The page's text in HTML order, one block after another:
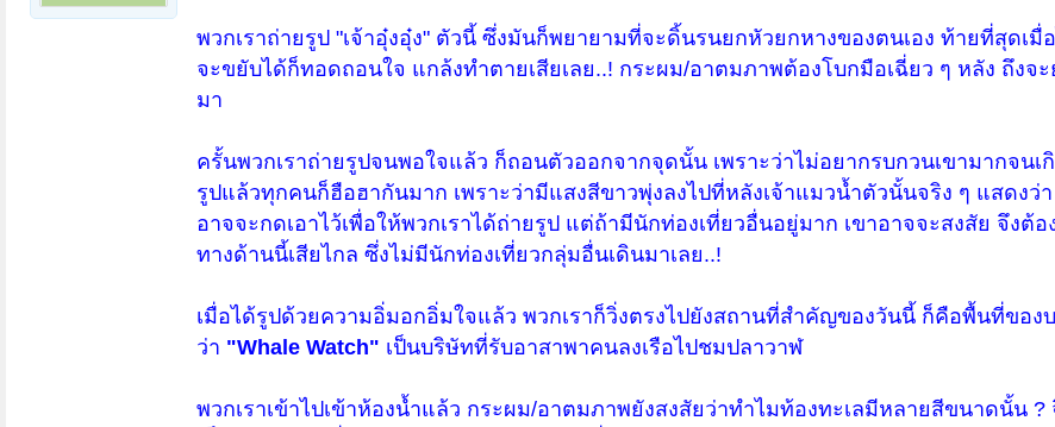
พวกเราถ่ายรูป "เจ้าอุ๋งอุ๋ง" ตัวนี้ ซึ่งมันก็พยายามที่จะดิ้นรนยกหัวยกหางของตนเอง ท้ายที่สุดเมื่
จะขยับได้ก็ทอดถอนใจ แกล้งทำตายเสียเลย..! กระผม/อาตมภาพต้องโบกมือเฉี่ยว ๆ หลัง ถึงจ
มา
ครั้นพวกเราถ่ายรูปจนพอใจแล้ว ก็ถอนตัวออกจากจุดนั้น เพราะว่าไม่อยากรบกวนเขามากจนเ
รูปแล้วทุกคนก็ฮือฮากันมาก เพราะว่ามีแสงสีขาวพุ่งลงไปที่หลังเจ้าแมวน้ำตัวนั้นจริง ๆ แสดงว่า
อาจจะกดเอาไว้เพื่อให้พวกเราได้ถ่ายรูป แต่ถ้ามีนักท่องเที่ยวอื่นอยู่มาก เขาอาจจะสงสัย จึงต้
ทางด้านนี้เสียไกล ซึ่งไม่มีนักท่องเที่ยวกลุ่มอื่นเดินมาเลย..!
เมื่อได้รูปด้วยความอิ่มอกอิ่มใจแล้ว พวกเราก็วิ่งตรงไปยังสถานที่สำคัญของวันนี้ ก็คือพื้นที่ของ
ว่า "Whale Watch" เป็นบริษัทที่รับอาสาพาคนลงเรือไปชมปลาวาฬ
พวกเราเข้าไปเข้าห้องน้ำแล้ว กระผม/อาตมภาพยังสงสัยว่าทำไมท้องทะเลมีหลายสีขนาดนั้น ?